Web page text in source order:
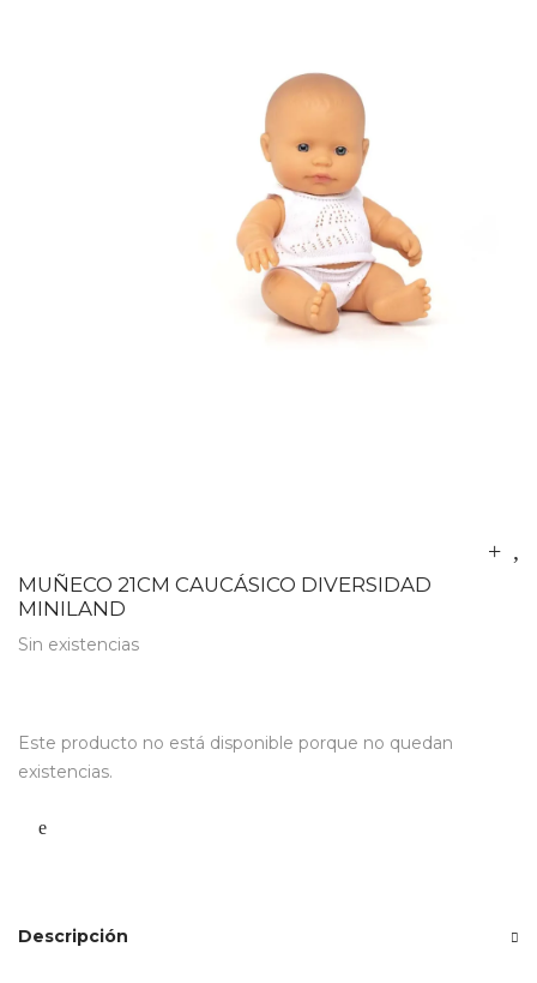
MUÑECO 21CM CAUCÁSICO DIVERSIDAD
MINILAND
Sin existencias
Este producto no está disponible porque no quedan
existencias.
Descripción